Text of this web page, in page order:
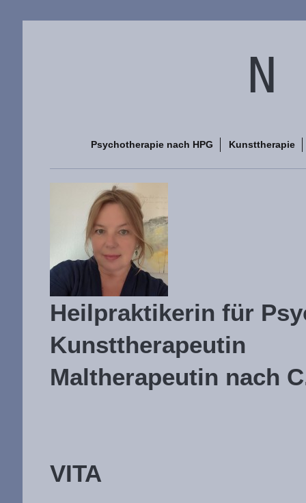
N
Psychotherapie nach HPG Kunsttherapie
Heilpraktikerin für
Kunsttherapeutin
Maltherapeutin nach
VITA